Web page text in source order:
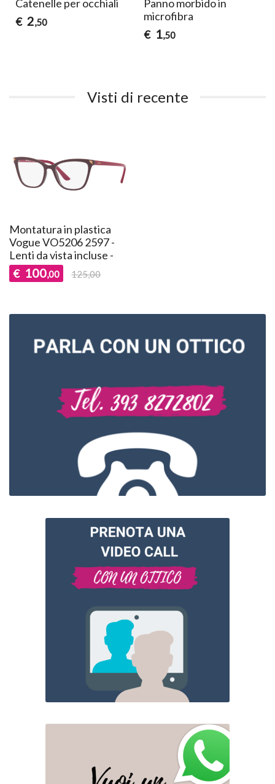
Catenelle per occhiali
€ 2,50
Panno morbido in
microfibra
€ 1,50
Visti di recente
Montatura in plastica
Vogue VO5206 2597 -
Lenti da vista incluse -
€ 100,00 125,00